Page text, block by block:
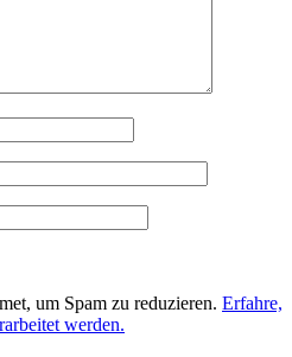
um Spam zu reduzieren. Erfahre,
werden.